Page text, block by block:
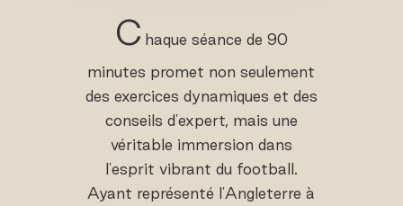
C haque séance de 90
minutes promet non seulement
des exercices dynamiques et des
conseils d'expert, mais une
véritable immersion dans
l'esprit vibrant du football.
Ayant représenté l'Angleterre à